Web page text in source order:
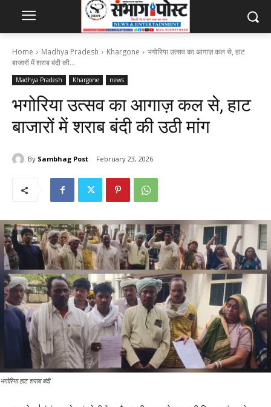
Home Madhya Pradesh Khargone
भगोरिया उत्सव का आगाज़ कल से, हाट
बाजारों में शराब बंदी की...
Madhya Pradesh Khargone news
भगोरिया उत्सव का आगाज़ कल से, हाट
बाजारों में शराब बंदी की उठी मांग
By Sambhag Post February 23, 2026
भगोरिया हाट शराब बंदी